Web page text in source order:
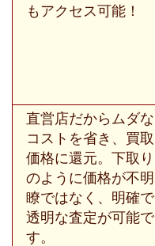
もアクセス可能！
直営店だからムダな
コストを省き、買取
価格に還元。下取り
のように価格が不明
瞭ではなく、明確で
透明な査定が可能で
す。